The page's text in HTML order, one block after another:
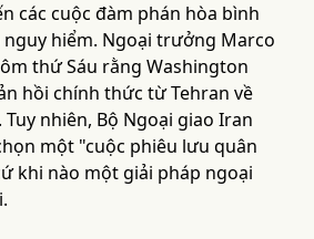
các cuộc đàm phán hòa bình
hiểm. Ngoại trưởng Marco
thứ Sáu rằng Washington
hồi chính thức từ Tehran về
nhiên, Bộ Ngoại giao Iran
một "cuộc phiêu lưu quân
khi nào một giải pháp ngoại